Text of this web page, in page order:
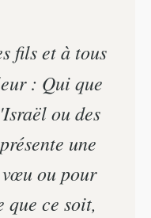
fils et à tous
: Qui que
ou des
une
ou pour
que ce soit,